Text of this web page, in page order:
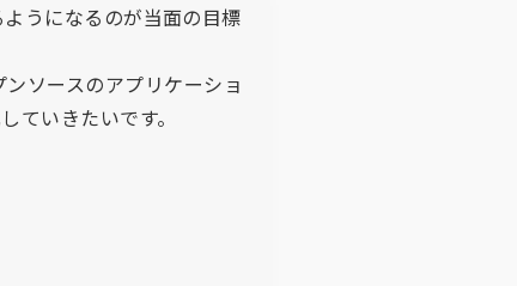
うになるのが当面の目標
ソースのアプリケーショ
ていきたいです。